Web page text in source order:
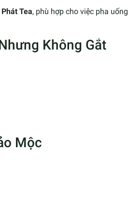
Tea, phù hợp cho việc pha uống
Không Gắt
Mộc